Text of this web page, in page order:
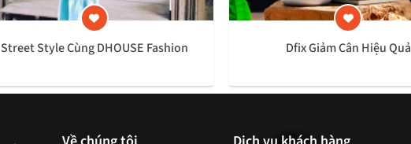
Street Style Cùng DHOUSE Fashion Dfix Giảm Cân Hiệu Quả